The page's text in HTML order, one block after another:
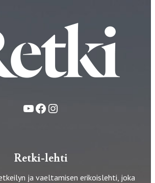
YouTube
FacebookInstagram
Retki-lehti
ja vaeltamisen erikoislehti, joka